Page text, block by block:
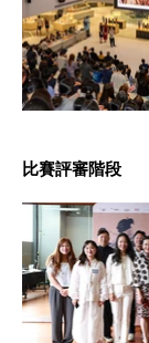
比賽評審階段